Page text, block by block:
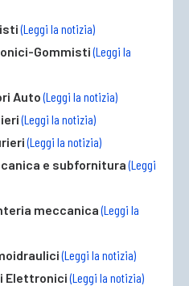
(Leggi la notizia)
Gommisti (Leggi la
Auto (Leggi la notizia)
(Leggi la notizia)
(Leggi la notizia)
e subfornitura (Leggi
meccanica (Leggi la
(Leggi la notizia)
Elettronici (Leggi la notizia)